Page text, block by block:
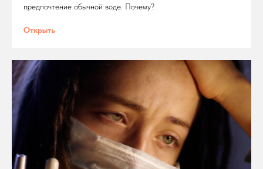
предпочтение обычной воде. Почему?
Открыть